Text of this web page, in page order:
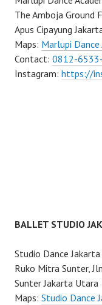
The Amboja Ground
Apus Cipayung
Maps: Marlupi Dance
Contact: 0812-
Instagram: https://
BALLET STUDIO
Studio Dance
Ruko Mitra Sunter,
Sunter Jakarta Utara
Maps: Studio Dance